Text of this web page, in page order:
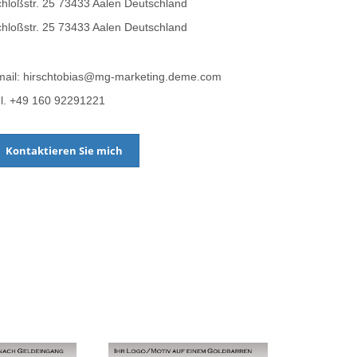
25 73433 Aalen Deutschland
25 73433 Aalen Deutschland
hirschtobias@mg-marketing.deme.com
+49 160 92291221
Kontaktieren Sie mich